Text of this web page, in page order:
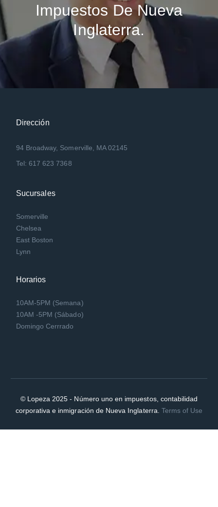
Impuestos De Nueva
Inglaterra.
Dirección
94 Broadway, Somerville, MA 02145
Tel: 617 623 7368
Sucursales
Somerville
Chelsea
East Boston
Lynn
Horarios
10AM-5PM (Semana)
10AM -5PM (Sábado)
Domingo Cerrrado
© Lopeza 2025 - Número uno en impuestos, contabilidad
corporativa e inmigración de Nueva Inglaterra. Terms of Use